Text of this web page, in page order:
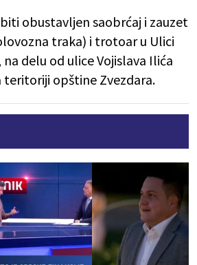
obustavljen saobrćaj i zauzet
traka) i trotoar u Ulici
na delu od ulice Vojislava Ilića
teritoriji opštine Zvezdara.